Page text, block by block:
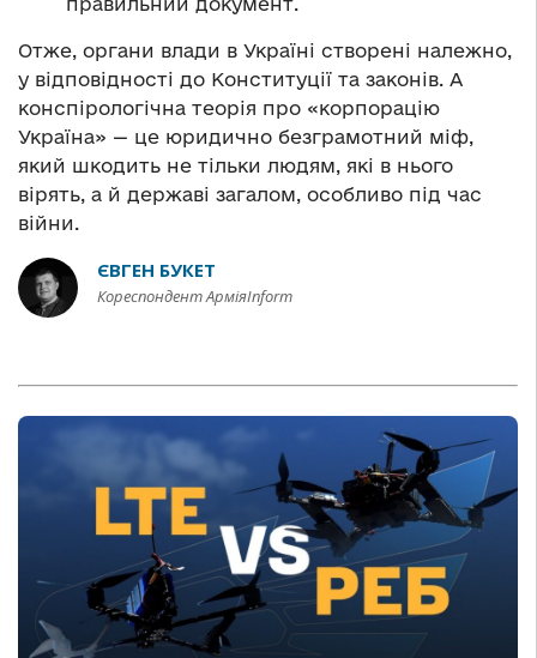
Отже, органи влади в Україні створені належно,
у відповідності до Конституції та законів. А
конспірологічна теорія про «корпорацію
Україна» — це юридично безграмотний міф,
який шкодить не тільки людям, які в нього
вірять, а й державі загалом, особливо під час
війни.
ЄВГЕН БУКЕТ
Кореспондент АрміяInform